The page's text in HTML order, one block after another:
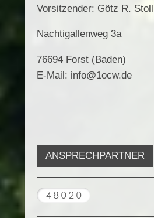
Vorsitzender: Götz R. Stoll
Nachtigallenweg 3a
76694 Forst (Baden)
E-Mail: info@1ocw.de
ANSPRECHPARTNER